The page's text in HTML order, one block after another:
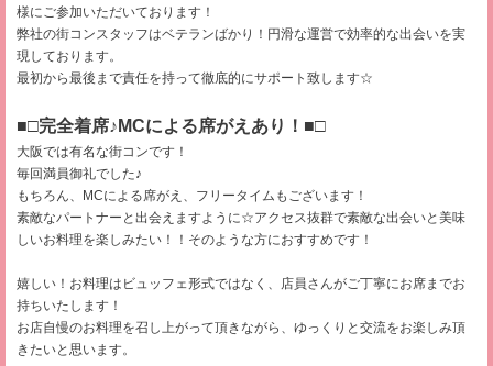
様にご参加いただいております！
弊社の街コンスタッフはベテランばかり！円滑な運営で効率的な出会いを実
現しております。
最初から最後まで責任を持って徹底的にサポート致します☆
■□完全着席♪MCによる席がえあり！■□
大阪では有名な街コンです！
毎回満員御礼でした♪
もちろん、MCによる席がえ、フリータイムもございます！
素敵なパートナーと出会えますように☆アクセス抜群で素敵な出会いと美味
しいお料理を楽しみたい！！そのような方におすすめです！
嬉しい！お料理はビュッフェ形式ではなく、店員さんがご丁寧にお席までお
持ちいたします！
お店自慢のお料理を召し上がって頂きながら、ゆっくりと交流をお楽しみ頂
きたいと思います。